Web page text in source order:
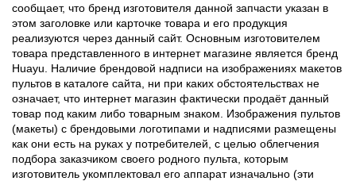
сообщает, что бренд изготовителя данной запчасти указан в
этом заголовке или карточке товара и его продукция
реализуются через данный сайт. Основным изготовителем
товара представленного в интернет магазине является бренд
Huayu. Наличие брендовой надписи на изображениях макетов
пультов в каталоге сайта, ни при каких обстоятельствах не
означает, что интернет магазин фактически продаёт данный
товар под каким либо товарным знаком. Изображения пультов
(макеты) с брендовыми логотипами и надписями размещены
как они есть на руках у потребителей, с целью облегчения
подбора заказчиком своего родного пульта, которым
изготовитель укомплектовал его аппарат изначально (эти